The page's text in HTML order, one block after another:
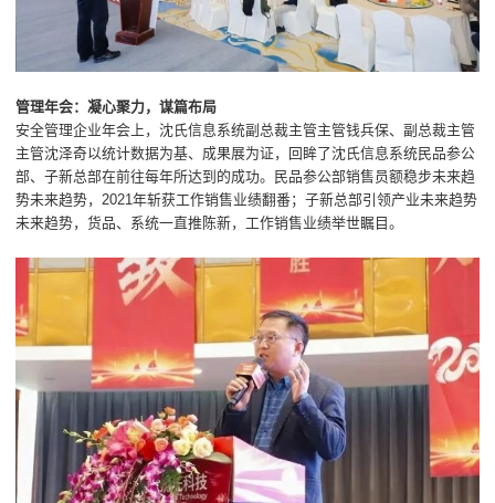
管理年会：凝心聚力，谋篇布局
安全管理企业年会上，沈氏信息系统副总裁主管主管钱兵保、副总裁主管
主管沈泽奇以统计数据为基、成果展为证，回眸了沈氏信息系统民品参公
部、子新总部在前往每年所达到的成功。民品参公部销售员额稳步未来趋
势未来趋势，2021年斩获工作销售业绩翻番；子新总部引领产业未来趋势
未来趋势，货品、系统一直推陈新，工作销售业绩举世瞩目。